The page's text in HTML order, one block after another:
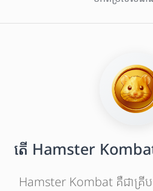
តើ Hamster Kombat
Hamster Kombat គឺជាគ្